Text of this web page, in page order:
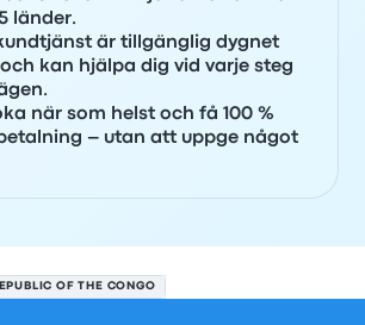
länder.
är tillgänglig dygnet
kan hjälpa dig vid varje steg
när som helst och få 100 %
– utan att uppge något
OF THE CONGO